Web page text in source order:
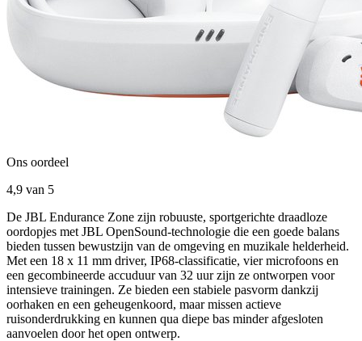
Ons oordeel
4,9 van 5
De JBL Endurance Zone zijn robuuste, sportgerichte draadloze
oordopjes met JBL OpenSound-technologie die een goede balans
bieden tussen bewustzijn van de omgeving en muzikale helderheid.
Met een 18 x 11 mm driver, IP68-classificatie, vier microfoons en
een gecombineerde accuduur van 32 uur zijn ze ontworpen voor
intensieve trainingen. Ze bieden een stabiele pasvorm dankzij
oorhaken en een geheugenkoord, maar missen actieve
ruisonderdrukking en kunnen qua diepe bas minder afgesloten
aanvoelen door het open ontwerp.